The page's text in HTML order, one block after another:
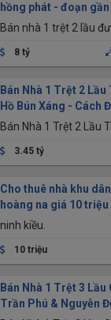
hồng phát - đoạn
Bán nhà 1 trệt 2 lầu
8 tỷ
Bán Nhà 1 Trệt 2
Hồ Bún Xáng - Cách
Bán Nhà 1 Trệt 2 Lầu
3.45 tỷ
Cho thuê nhà khu
hoàng na giá 10
ninh kiều.
10 triệu
Bán Nhà 1 Trệt 3
Trần Phú & Nguyễn